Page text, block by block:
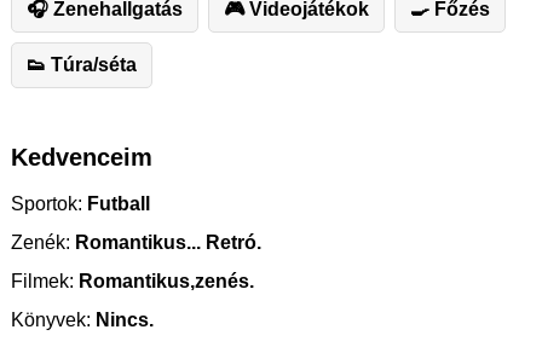
🎧 Zenehallgatás 🎮 Videojátékok 🍳 Főzés
👟 Túra/séta
Kedvenceim
Sportok: Futball
Zenék: Romantikus... Retró.
Filmek: Romantikus,zenés.
Könyvek: Nincs.